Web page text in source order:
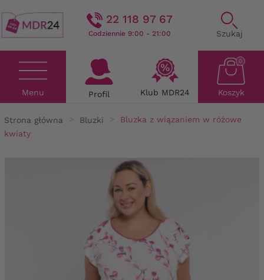
22 118 97 67
Codziennie 9:00 - 21:00 Szukaj
Menu Profil Klub MDR24 Koszyk
0
Strona główna Bluzki
Bluzka z wiązaniem w różowe
kwiaty